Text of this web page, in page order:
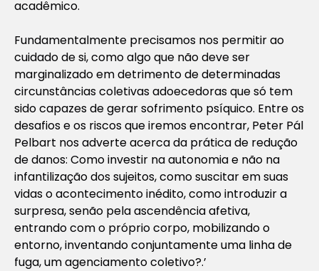
acadêmico.
Fundamentalmente precisamos nos permitir ao
cuidado de si, como algo que não deve ser
marginalizado em detrimento de determinadas
circunstâncias coletivas adoecedoras que só tem
sido capazes de gerar sofrimento psíquico. Entre os
desafios e os riscos que iremos encontrar, Peter Pál
Pelbart nos adverte acerca da prática de redução
de danos: Como investir na autonomia e não na
infantilização dos sujeitos, como suscitar em suas
vidas o acontecimento inédito, como introduzir a
surpresa, senão pela ascendência afetiva,
entrando com o próprio corpo, mobilizando o
entorno, inventando conjuntamente uma linha de
fuga, um agenciamento coletivo?.’